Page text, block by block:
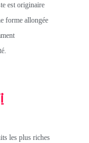
est originaire
forme allongée
les plus riches